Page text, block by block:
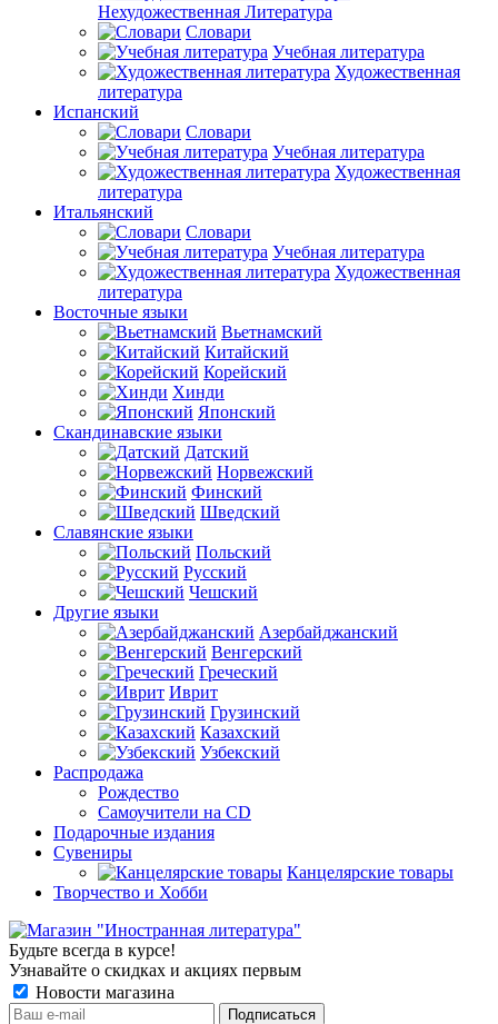
Нехудожественная Литература
Словари
Учебная литература
Художественная
литература
Испанский
Словари
Учебная литература
Художественная
литература
Итальянский
Словари
Учебная литература
Художественная
литература
Восточные языки
Вьетнамский
Китайский
Корейский
Хинди
Японский
Скандинавские языки
Датский
Норвежский
Финский
Шведский
Славянские языки
Польский
Русский
Чешский
Другие языки
Азербайджанский
Венгерский
Греческий
Иврит
Грузинский
Казахский
Узбекский
Распродажа
Рождество
Самоучители на CD
Подарочные издания
Сувениры
Канцелярские товары
Творчество и Хобби
Будьте всегда в курсе!
Узнавайте о скидках и акциях первым
Новости магазина